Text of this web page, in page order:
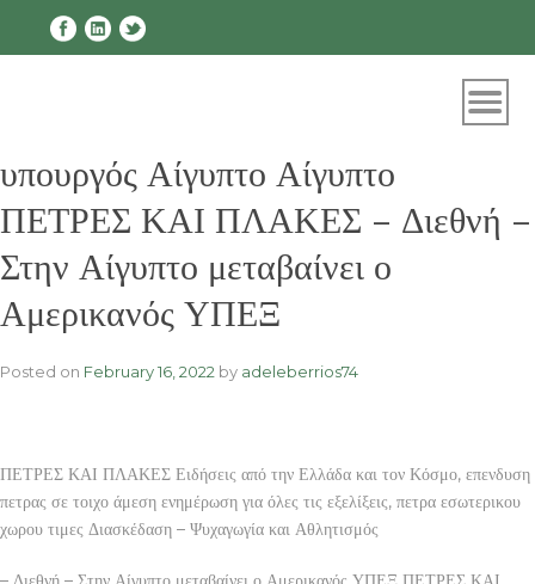
υπουργός Αίγυπτο Αίγυπτο
ΠΕΤΡΕΣ ΚΑΙ ΠΛΑΚΕΣ – Διεθνή –
Στην Αίγυπτο μεταβαίνει ο
Αμερικανός ΥΠΕΞ
Posted on February 16, 2022 by adeleberrios74
ΠΕΤΡΕΣ ΚΑΙ ΠΛΑΚΕΣ Ειδήσεις από την Ελλάδα και τον Κόσμο, επενδυση
πετρας σε τοιχο άμεση ενημέρωση για όλες τις εξελίξεις, πετρα εσωτερικου
χωρου τιμες Διασκέδαση – Ψυχαγωγία και Αθλητισμός